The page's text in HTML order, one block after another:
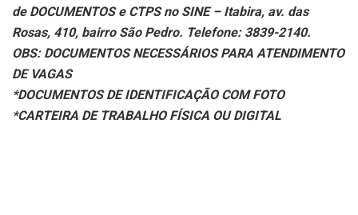
de DOCUMENTOS e CTPS no SINE – Itabira, av. das
Rosas, 410, bairro São Pedro. Telefone: 3839-2140.
OBS: DOCUMENTOS NECESSÁRIOS PARA ATENDIMENTO
DE VAGAS
*DOCUMENTOS DE IDENTIFICAÇÃO COM FOTO
*CARTEIRA DE TRABALHO FÍSICA OU DIGITAL